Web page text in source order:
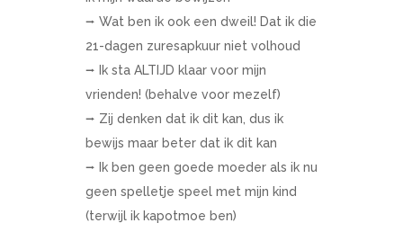
⭢ Wat ben ik ook een dweil! Dat ik die
21-dagen zuresapkuur niet volhoud
⭢ Ik sta ALTIJD klaar voor mijn
vrienden! (behalve voor mezelf)
⭢ Zij denken dat ik dit kan, dus ik
bewijs maar beter dat ik dit kan
⭢ Ik ben geen goede moeder als ik nu
geen spelletje speel met mijn kind
(terwijl ik kapotmoe ben)